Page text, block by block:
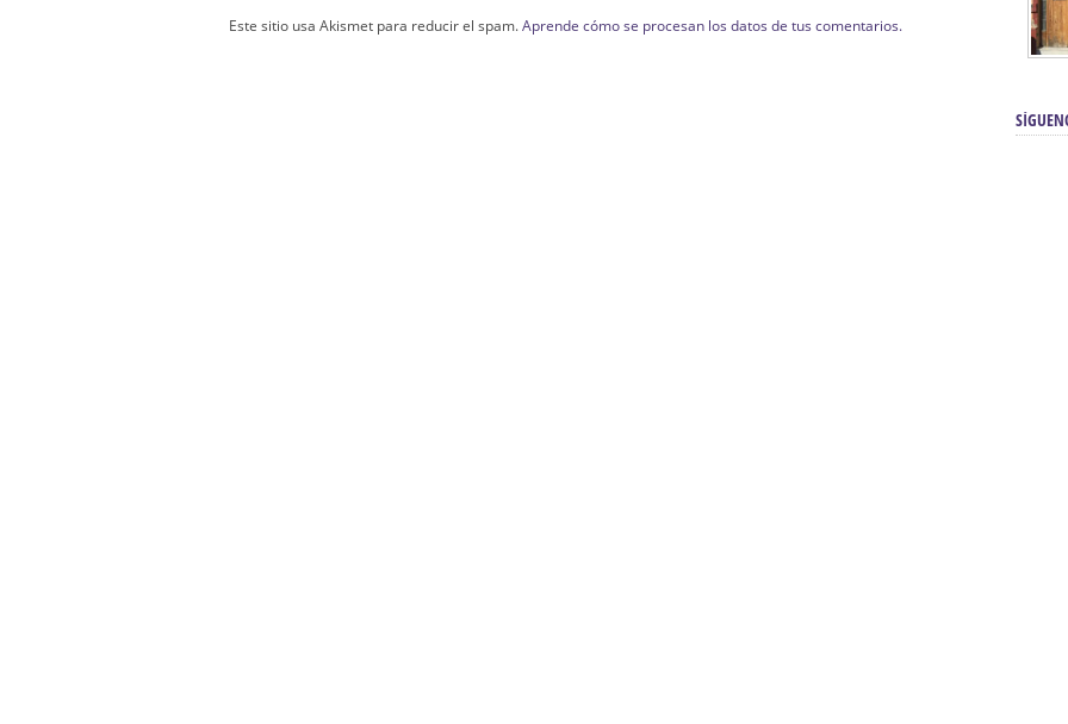
Este sitio usa Akismet para reducir el spam.Aprende cómo se procesan los datos de tus comentarios.